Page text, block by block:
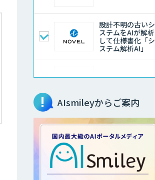
設計不明の古いシ
ステムをAIが解析
して仕様書化「シ
ステム解析AI」
LLMOチェキ
AIエージェント開
発支援
AIエンジニアアカ
デミー（バイブコ
ーディング研修）
AIsmileyからご案内